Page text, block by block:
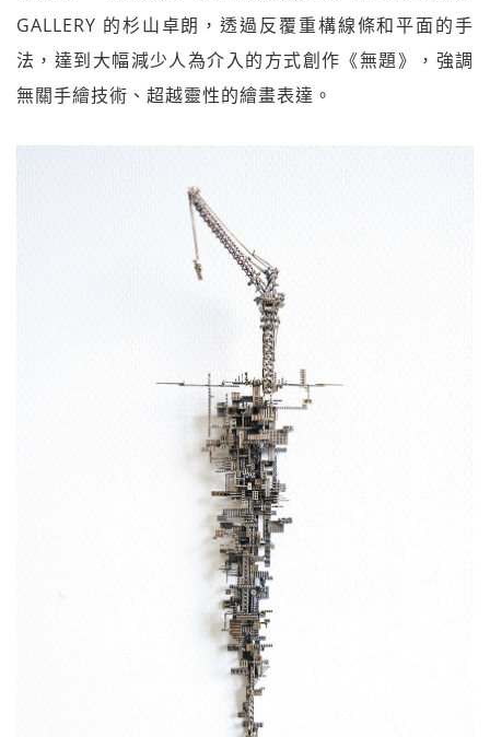
GALLERY 的杉山卓朗，透過反覆重構線條和平面的手
法，達到大幅減少人為介入的方式創作《無題》，強調
無關手繪技術、超越靈性的繪畫表達。